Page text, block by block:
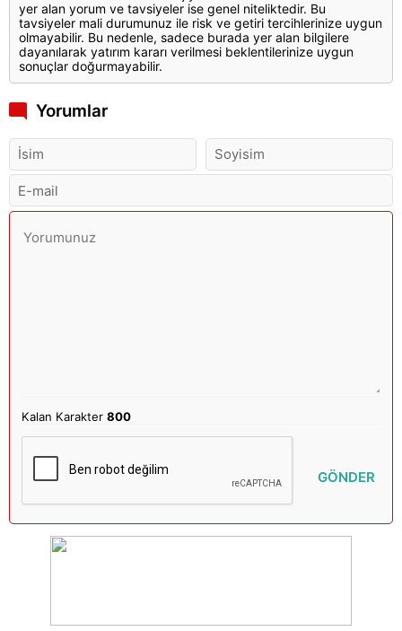
yer alan yorum ve tavsiyeler ise genel niteliktedir. Bu
tavsiyeler mali durumunuz ile risk ve getiri tercihlerinize uygun
olmayabilir. Bu nedenle, sadece burada yer alan bilgilere
dayanılarak yatırım kararı verilmesi beklentilerinize uygun
sonuçlar doğurmayabilir.
Yorumlar
Kalan Karakter800
GÖNDER